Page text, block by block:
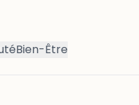
Bien-Être